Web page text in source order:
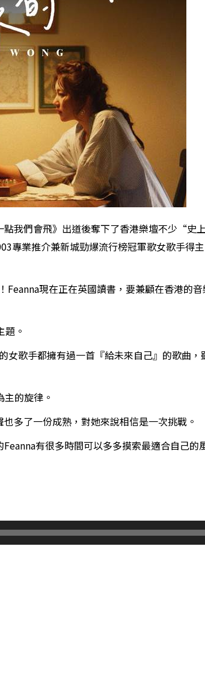
我們會飛》出道後奪下了香港樂壇不少“史
專業推介兼新城勁爆流行榜冠軍歌女歌手得
現在正在英國讀書，要兼顧在香港的
。
歌手都擁有過一首『給未來自己』的歌曲
的旋律。
多了一份成熟，對她來說相信是一次挑戰。
有很多時間可以多多摸索最適合自己的